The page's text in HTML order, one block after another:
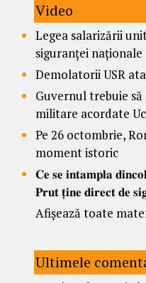
Video
Legea salarizării
siguranței naționale
Demolatorii USR
Guvernul trebuie
militare acordate
Pe 26 octombrie,
moment istoric
𝐂𝐞 𝐬𝐞 𝐢𝐧𝐭𝐚𝐦𝐩𝐥𝐚
𝐏𝐫𝐮𝐭 𝐭̦𝐢𝐧𝐞 𝐝𝐢𝐫𝐞𝐜𝐭 𝐝𝐞
Afișează toate
Ultimele